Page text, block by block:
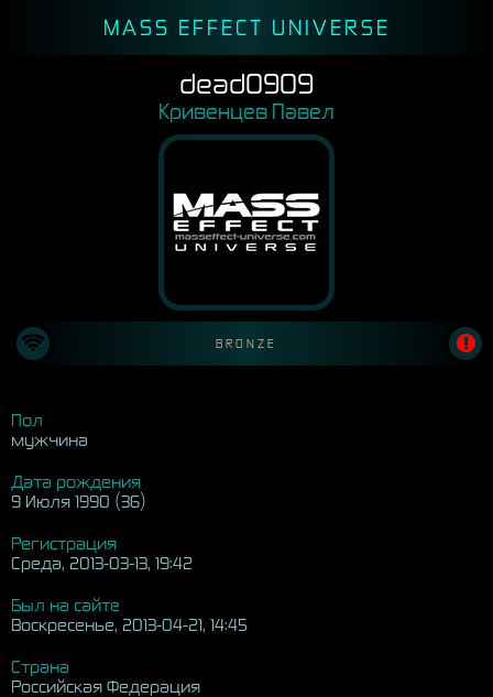
MASS EFFECT UNIVERSE
dead0909
Кривенцев Павел
BRONZE
Пол
мужчина
Дата рождения
9 Июля 1990 (36)
Регистрация
Среда, 2013-03-13, 19:42
Был на сайте
Воскресенье, 2013-04-21, 14:45
Страна
Российская Федерация